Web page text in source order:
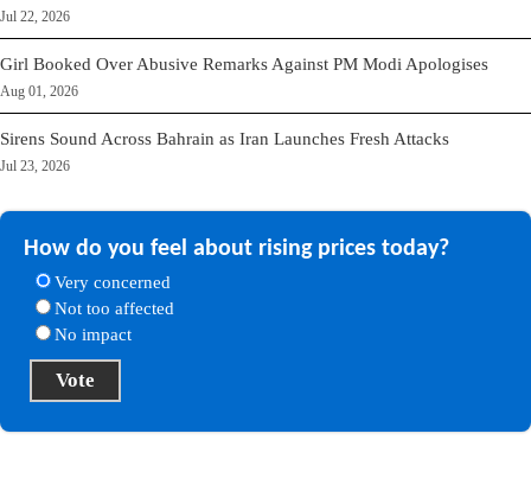
Jul 22, 2026
Girl Booked Over Abusive Remarks Against PM Modi Apologises
Aug 01, 2026
Sirens Sound Across Bahrain as Iran Launches Fresh Attacks
Jul 23, 2026
How do you feel about rising prices today?
Very concerned
Not too affected
No impact